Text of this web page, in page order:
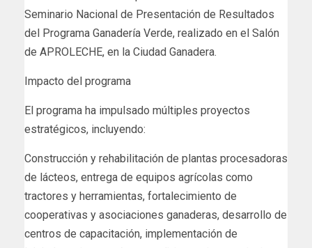
Seminario Nacional de Presentación de Resultados
del Programa Ganadería Verde, realizado en el Salón
de APROLECHE, en la Ciudad Ganadera.
Impacto del programa
El programa ha impulsado múltiples proyectos
estratégicos, incluyendo:
Construcción y rehabilitación de plantas procesadoras
de lácteos, entrega de equipos agrícolas como
tractores y herramientas, fortalecimiento de
cooperativas y asociaciones ganaderas, desarrollo de
centros de capacitación, implementación de